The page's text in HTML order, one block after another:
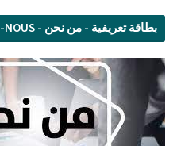
بطاقة تعريفية - من نحن - QUI SOMMES-NOUS